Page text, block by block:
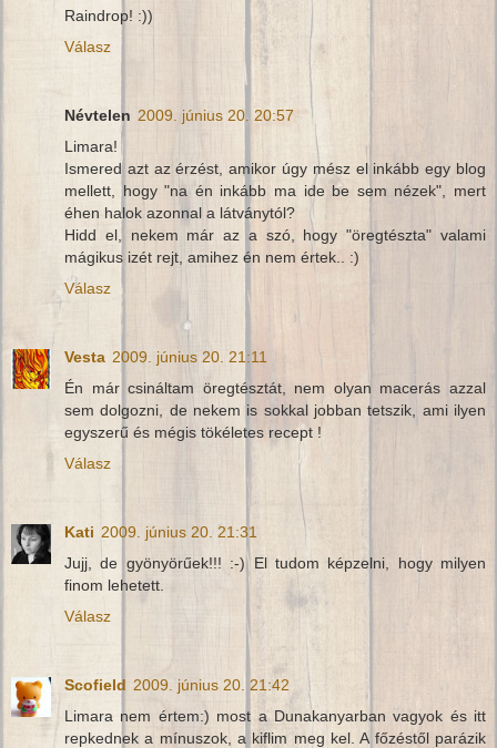
Raindrop! :))
Válasz
Névtelen 2009. június 20. 20:57
Limara!
Ismered azt az érzést, amikor úgy mész el inkább egy blog
mellett, hogy "na én inkább ma ide be sem nézek", mert
éhen halok azonnal a látványtól?
Hidd el, nekem már az a szó, hogy "öregtészta" valami
mágikus izét rejt, amihez én nem értek.. :)
Válasz
Vesta 2009. június 20. 21:11
Én már csináltam öregtésztát, nem olyan macerás azzal
sem dolgozni, de nekem is sokkal jobban tetszik, ami ilyen
egyszerű és mégis tökéletes recept !
Válasz
Kati 2009. június 20. 21:31
Jujj, de gyönyörűek!!! :-) El tudom képzelni, hogy milyen
finom lehetett.
Válasz
Scofield 2009. június 20. 21:42
Limara nem értem:) most a Dunakanyarban vagyok és itt
repkednek a mínuszok, a kiflim meg kel. A főzéstől parázik